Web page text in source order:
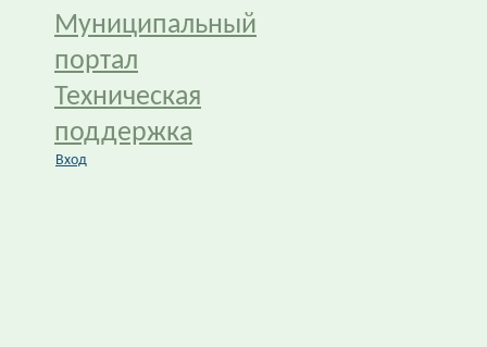
Муниципальный
портал
Техническая
поддержка
Вход